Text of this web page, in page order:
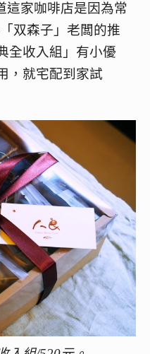
這家咖啡店是因為常
双森子」老闆的推
全收入組」有小優
，就宅配到家試